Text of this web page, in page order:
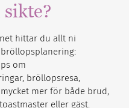
hittar du allt ni
om
bröllopsresa,
mer för både brud,
eller gäst.